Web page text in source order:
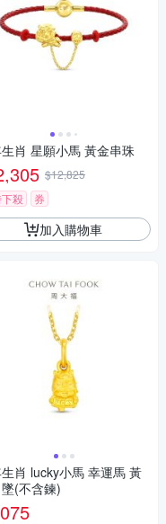
肖 星願小馬 黃金串珠
$12,825
殺
券
加入購物車
肖 lucky小馬 幸運馬 黃
(不含鍊)